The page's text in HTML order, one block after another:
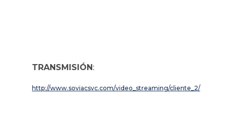
TRANSMISIÓN :
http://www.soviacsvc.com/video_streaming/cliente_2/